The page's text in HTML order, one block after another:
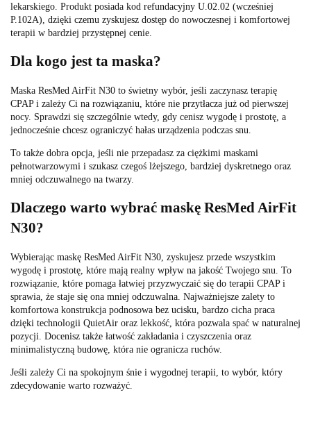
lekarskiego. Produkt posiada kod refundacyjny U.02.02 (wcześniej
P.102A), dzięki czemu zyskujesz dostęp do nowoczesnej i komfortowej
terapii w bardziej przystępnej cenie.
Dla kogo jest ta maska?
Maska ResMed AirFit N30 to świetny wybór, jeśli zaczynasz terapię
CPAP i zależy Ci na rozwiązaniu, które nie przytłacza już od pierwszej
nocy. Sprawdzi się szczególnie wtedy, gdy cenisz wygodę i prostotę, a
jednocześnie chcesz ograniczyć hałas urządzenia podczas snu.
To także dobra opcja, jeśli nie przepadasz za ciężkimi maskami
pełnotwarzowymi i szukasz czegoś lżejszego, bardziej dyskretnego oraz
mniej odczuwalnego na twarzy.
Dlaczego warto wybrać maskę ResMed AirFit
N30?
Wybierając maskę ResMed AirFit N30, zyskujesz przede wszystkim
wygodę i prostotę, które mają realny wpływ na jakość Twojego snu. To
rozwiązanie, które pomaga łatwiej przyzwyczaić się do terapii CPAP i
sprawia, że staje się ona mniej odczuwalna. Najważniejsze zalety to
komfortowa konstrukcja podnosowa bez ucisku, bardzo cicha praca
dzięki technologii QuietAir oraz lekkość, która pozwala spać w naturalnej
pozycji. Docenisz także łatwość zakładania i czyszczenia oraz
minimalistyczną budowę, która nie ogranicza ruchów.
Jeśli zależy Ci na spokojnym śnie i wygodnej terapii, to wybór, który
zdecydowanie warto rozważyć.